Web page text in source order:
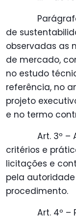
de
observadas as
de mercado,
no estudo
referência, no
projeto
e no termo
Art. 3º
critérios e
licitações e
pela
procedimento.
Art. 4º